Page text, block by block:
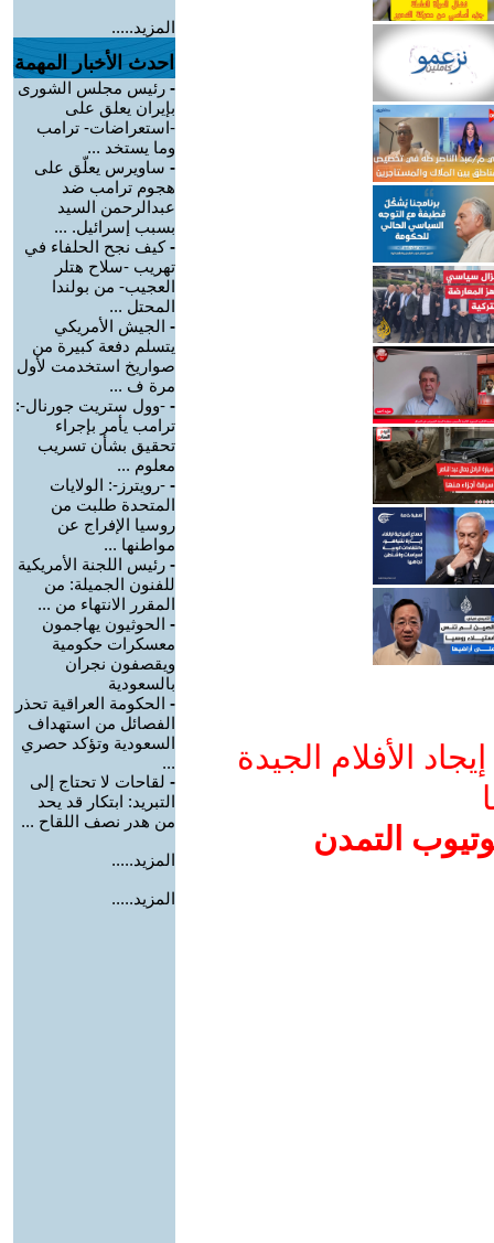
الأفلام الجيدة
التمدن
المزيد.....
احدث الأخبار المهمة
- رئيس مجلس الشورى
بإيران يعلق على
-استعراضات- ترامب
وما يستخد ...
- ساويرس يعلّق على
هجوم ترامب ضد
عبدالرحمن السيد
بسبب إسرائيل. ...
-كيف نجح الحلفاء في
تهريب -سلاح هتلر
العجيب- من بولندا
المحتل ...
- الجيش الأمريكي
يتسلم دفعة كبيرة من
صواريخ استخدمت لأول
مرة ف ...
- -وول ستريت جورنال-:
ترامب يأمر بإجراء
تحقيق بشأن تسريب
معلوم ...
- -رويترز-: الولايات
المتحدة طلبت من
روسيا الإفراج عن
مواطنها ...
- رئيس اللجنة الأمريكية
للفنون الجميلة: من
المقرر الانتهاء من ...
- الحوثيون يهاجمون
معسكرات حكومية
ويقصفون نجران
بالسعودية
- الحكومة العراقية تحذر
الفصائل من استهداف
السعودية وتؤكد حصري
...
- لقاحات لا تحتاج إلى
التبريد: ابتكار قد يحد
من هدر نصف اللقاح ...
المزيد.....
المزيد.....